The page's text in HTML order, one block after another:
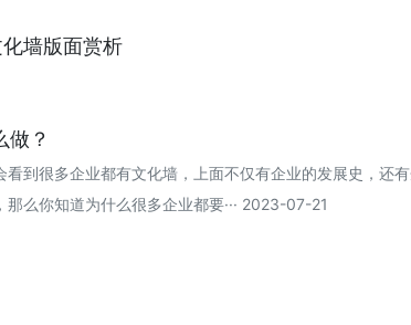
墙版面赏析
做？
看到很多企业都有文化墙，上面不仅有企业的发展史，还
那么你知道为什么很多企业都要··· 2023-07-21